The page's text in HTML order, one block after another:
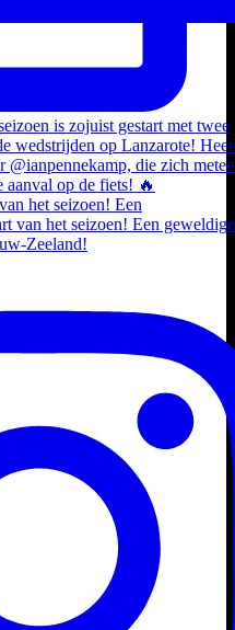
het seizoen! Een